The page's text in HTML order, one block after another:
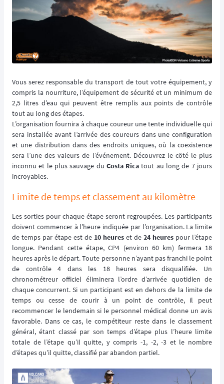
Vous serez responsable du transport de tout votre équipement, y
compris la nourriture, l’équipement de sécurité et un minimum de
2,5 litres d’eau qui peuvent être remplis aux points de contrôle
tout au long des étapes.
L’organisation fournira à chaque coureur une tente individuelle qui
sera installée avant l’arrivée des coureurs dans une configuration
et une distribution dans des endroits uniques, où la coexistence
sera l’une des valeurs de l’événement. Découvrez le côté le plus
inconnu et le plus sauvage du Costa Rica tout au long de 7 jours
incroyables.
Limite de temps et classement au kilomètre
Les sorties pour chaque étape seront regroupées. Les participants
doivent commencer à l’heure indiquée par l’organisation. La limite
de temps par étape est de 10 heures et de 24 heures pour l’étape
longue. Pendant cette étape, CP4 (environ 60 km) fermera 18
heures après le départ. Toute personne n’ayant pas franchi le point
de contrôle 4 dans les 18 heures sera disqualifiée. Un
chronométreur officiel éliminera l’ordre d’arrivée quotidien de
chaque concurrent. Si un participant est en dehors de la limite de
temps ou cesse de courir à un point de contrôle, il peut
recommencer le lendemain si le personnel médical donne un avis
favorable. Dans ce cas, le compétiteur reste dans le classement
général, étant classé par son temps d’étape plus l’heure limite
totale de l’étape qu’il quitte, y compris -1, -2, -3 et le nombre
d’étapes qu’il quitte, classifié par abandon partiel.